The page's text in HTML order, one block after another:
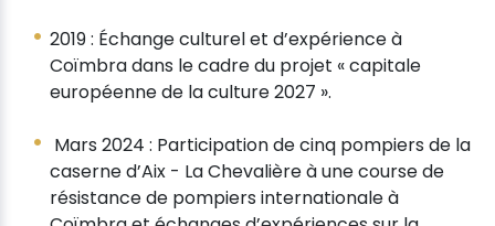
2019 : Échange culturel et d’expérience à
Coïmbra dans le cadre du projet « capitale
européenne de la culture 2027 ».
Mars 2024 : Participation de cinq pompiers de la
caserne d’Aix - La Chevalière à une course de
résistance de pompiers internationale à